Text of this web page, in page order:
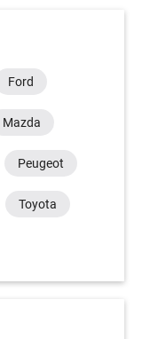
Ford
Mazda
Peugeot
Toyota